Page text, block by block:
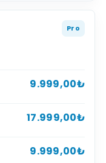
Pro
9.999,00₺
17.999,00₺
9.999,00₺